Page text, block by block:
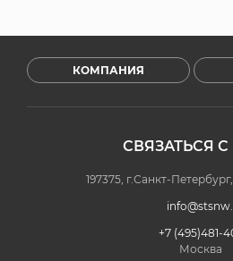
КОМПАНИЯ
СВЯЗАТЬСЯ
197375, г.Санкт-
Москва
+7 (495)481-